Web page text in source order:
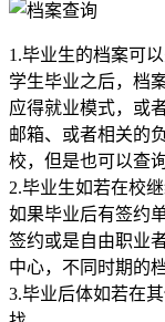
1.毕业生的档案可
学生毕业之后，档
应得就业模式，或
邮箱、或者相关的
校，但是也可以查
2.毕业生如若在校
如果毕业后有签约
签约或是自由职业
中心，不同时期的
3.毕业后体如若在